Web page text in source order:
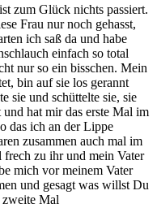
zum Glück nichts passiert.
Frau nur noch gehasst,
ich saß da und habe
einfach so total
nur so ein bisschen. Mein
bin auf sie los gerannt
sie und schüttelte sie, sie
hat mir das erste Mal im
das ich an der Lippe
zusammen auch mal im
zu ihr und mein Vater
mich vor meinem Vater
und gesagt was willst Du
zweite Mal